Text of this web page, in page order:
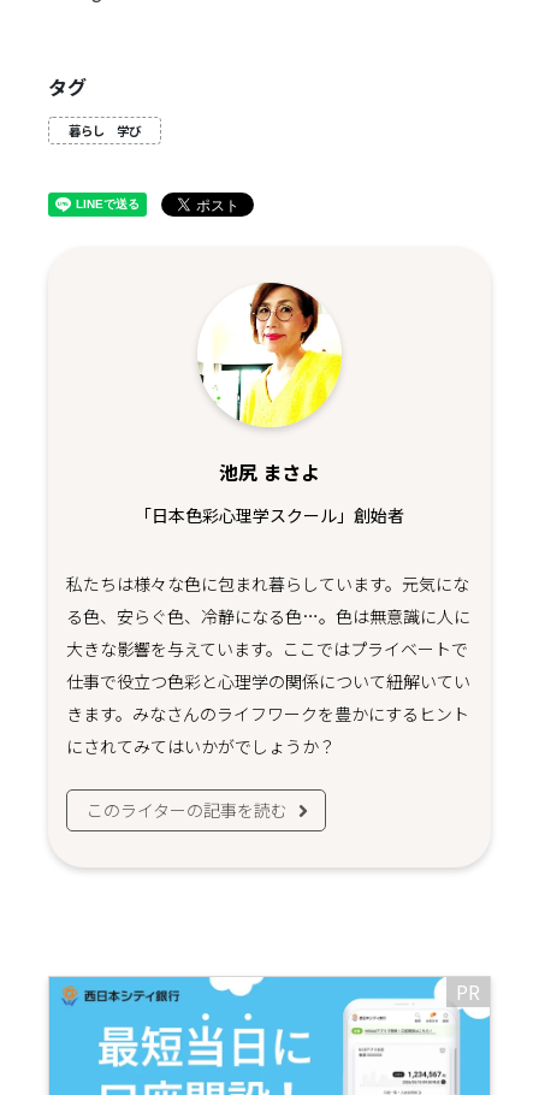
タグ
暮らし 学び
池尻 まさよ
「日本色彩心理学スクール」創始者
私たちは様々な色に包まれ暮らしています。元気にな
る色、安らぐ色、冷静になる色…。色は無意識に人に
大きな影響を与えています。ここではプライベートで
仕事で役立つ色彩と心理学の関係について紐解いてい
きます。みなさんのライフワークを豊かにするヒント
にされてみてはいかがでしょうか？
このライターの記事を読む
PR